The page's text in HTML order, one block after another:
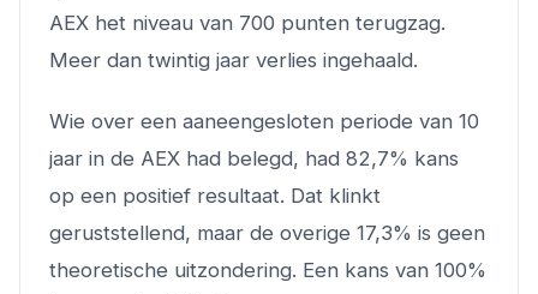
AEX het niveau van 700 punten terugzag.
Meer dan twintig jaar verlies ingehaald.
Wie over een aaneengesloten periode van 10
jaar in de AEX had belegd, had 82,7% kans
op een positief resultaat. Dat klinkt
geruststellend, maar de overige 17,3% is geen
theoretische uitzondering. Een kans van 100%